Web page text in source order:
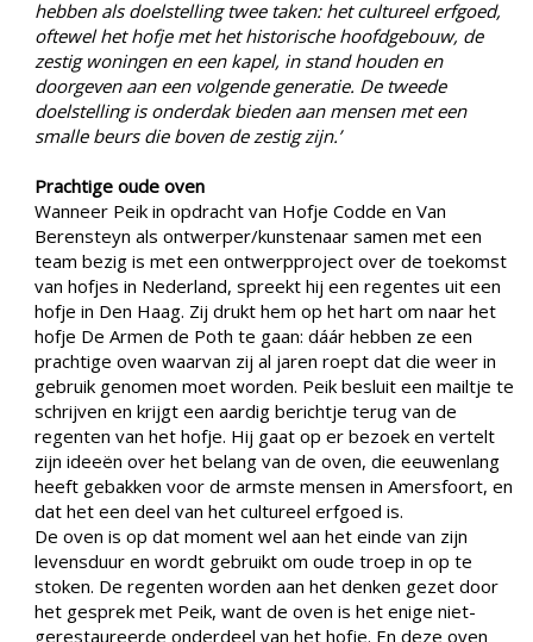
hebben als doelstelling twee taken: het cultureel erfgoed,
oftewel het hofje met het historische hoofdgebouw, de
zestig woningen en een kapel, in stand houden en
doorgeven aan een volgende generatie. De tweede
doelstelling is onderdak bieden aan mensen met een
smalle beurs die boven de zestig zijn.’
Prachtige oude oven
Wanneer Peik in opdracht van Hofje Codde en Van
Berensteyn als ontwerper/kunstenaar samen met een
team bezig is met een ontwerpproject over de toekomst
van hofjes in Nederland, spreekt hij een regentes uit een
hofje in Den Haag. Zij drukt hem op het hart om naar het
hofje De Armen de Poth te gaan: dáár hebben ze een
prachtige oven waarvan zij al jaren roept dat die weer in
gebruik genomen moet worden. Peik besluit een mailtje te
schrijven en krijgt een aardig berichtje terug van de
regenten van het hofje. Hij gaat op er bezoek en vertelt
zijn ideeën over het belang van de oven, die eeuwenlang
heeft gebakken voor de armste mensen in Amersfoort, en
dat het een deel van het cultureel erfgoed is.
De oven is op dat moment wel aan het einde van zijn
levensduur en wordt gebruikt om oude troep in op te
stoken. De regenten worden aan het denken gezet door
het gesprek met Peik, want de oven is het enige niet-
gerestaureerde onderdeel van het hofje. En deze oven